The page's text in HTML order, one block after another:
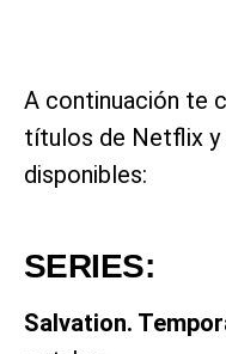
A continuación te
títulos de Netflix y
disponibles:
SERIES:
Salvation.